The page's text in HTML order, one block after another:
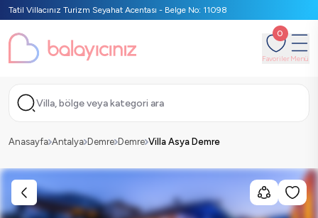
Tatil Villacınız Turizm Seyahat Acentası - Belge No: 11098
0
FavorilerMenü
Villa, bölge veya kategori ara
Anasayfa Antalya Demre Demre Villa Asya Demre